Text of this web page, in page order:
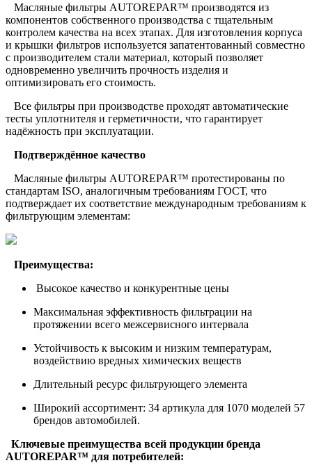
Масляные фильтры AUTOREPAR™ производятся из
компонентов собственного производства с тщательным
контролем качества на всех этапах. Для изготовления корпуса
и крышки фильтров используется запатентованный совместно
с производителем стали материал, который позволяет
одновременно увеличить прочность изделия и
оптимизировать его стоимость.
Все фильтры при производстве проходят автоматические
тесты уплотнителя и герметичности, что гарантирует
надёжность при эксплуатации.
Подтверждённое качество
Масляные фильтры AUTOREPAR™ протестированы по
стандартам ISO, аналогичным требованиям ГОСТ, что
подтверждает их соответствие международным требованиям к
фильтрующим элементам:
Преимущества:
Высокое качество и конкурентные цены
Максимальная эффективность фильтрации на
протяжении всего межсервисного интервала
Устойчивость к высоким и низким температурам,
воздействию вредных химических веществ
Длительный ресурс фильтрующего элемента
Широкий ассортимент: 34 артикула для 1070 моделей 57
брендов автомобилей.
Ключевые преимущества всей продукции бренда
AUTOREPAR™ для потребителей: